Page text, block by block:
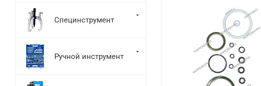
Специнструмент
Ручной инструмент